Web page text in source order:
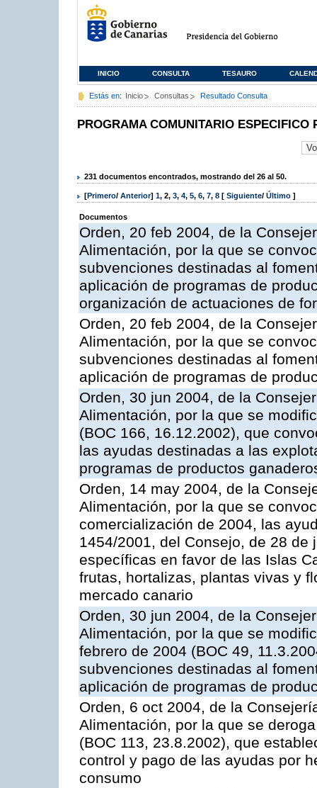
INICIO CONSULTA TESAURO
Estás en: Inicio Consultas Resultado Consulta
PROGRAMA COMUNITARIO ESPECIFICO
231 documentos encontrados, mostrando del 26 al 50.
[Primero/ Anterior] 1, 2, 3, 4, 5, 6, 7, 8 [ Siguiente/ Último ]
Documentos
Orden, 20 feb 2004, de la
Alimentación, por la que se
subvenciones destinadas al
aplicación de programas de
organización de actuaciones de
Orden, 20 feb 2004, de la
Alimentación, por la que se
subvenciones destinadas al
aplicación de programas de
Orden, 30 jun 2004, de la
Alimentación, por la que se
(BOC 166, 16.12.2002), que
las ayudas destinadas a las
programas de productos
Orden, 14 may 2004, de la
Alimentación, por la que se
comercialización de 2004, las
1454/2001, del Consejo, de 28 de
específicas en favor de las Islas
frutas, hortalizas, plantas vivas y
mercado canario
Orden, 30 jun 2004, de la
Alimentación, por la que se
febrero de 2004 (BOC 49,
subvenciones destinadas al
aplicación de programas de
Orden, 6 oct 2004, de la
Alimentación, por la que se
(BOC 113, 23.8.2002), que
control y pago de las ayudas por
consumo